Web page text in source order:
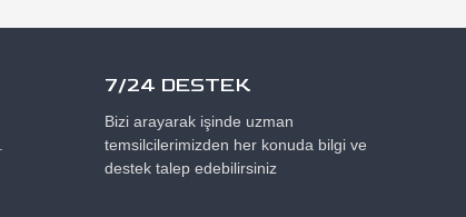
7/24 DESTEK
Bizi arayarak işinde uzman
temsilcilerimizden her konuda bilgi ve
destek talep edebilirsiniz